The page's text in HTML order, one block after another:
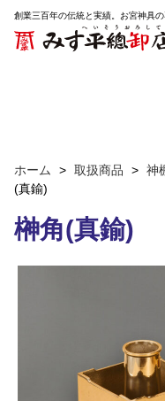
創業三百年の伝統と実績。お宮神具
ホーム > 取扱商品 > 神
(真鍮)
榊角(真鍮)